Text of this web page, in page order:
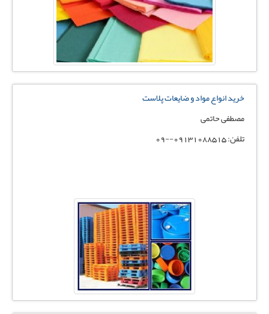
خرید انواع مواد و ضایعات پلاست
مصطفی حاتمی
تلفن: 09131088515--09